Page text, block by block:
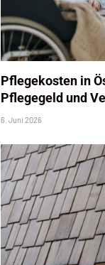
Pflegekosten in
Pflegegeld und
6. Juni 2026